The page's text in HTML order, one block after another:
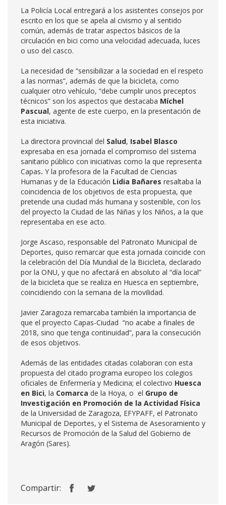
La Policía Local entregará a los asistentes consejos por
escrito en los que se apela al civismo y al sentido
común, además de tratar aspectos básicos de la
circulación en bici como una velocidad adecuada, luces
o uso del casco.
La necesidad de “sensibilizar a la sociedad en el respeto
a las normas”, además de que la bicicleta, como
cualquier otro vehículo, “debe cumplir unos preceptos
técnicos” son los aspectos que destacaba Míchel
Pascual, agente de este cuerpo, en la presentación de
esta iniciativa.
La directora provincial del Salud, Isabel Blasco
expresaba en esa jornada el compromiso del sistema
sanitario público con iniciativas como la que representa
Capas. Y la profesora de la Facultad de Ciencias
Humanas y de la Educación Lidia Bañares resaltaba la
coincidencia de los objetivos de esta propuesta, que
pretende una ciudad más humana y sostenible, con los
del proyecto la Ciudad de las Niñas y los Niños, a la que
representaba en ese acto.
Jorge Ascaso, responsable del Patronato Municipal de
Deportes, quiso remarcar que esta jornada coincide con
la celebración del Día Mundial de la Bicicleta, declarado
por la ONU, y que no afectará en absoluto al “día local”
de la bicicleta que se realiza en Huesca en septiembre,
coincidiendo con la semana de la movilidad.
Javier Zaragoza remarcaba también la importancia de
que el proyecto Capas-Ciudad “no acabe a finales de
2018, sino que tenga continuidad”, para la consecución
de esos objetivos.
Además de las entidades citadas colaboran con esta
propuesta del citado programa europeo los colegios
oficiales de Enfermería y Medicina; el colectivo Huesca
en Bici, la Comarca de la Hoya, o el Grupo de
Investigación en Promoción de la Actividad Física
de la Universidad de Zaragoza, EFYPAFF, el Patronato
Municipal de Deportes, y el Sistema de Asesoramiento y
Recursos de Promoción de la Salud del Gobierno de
Aragón (Sares).
Compartir: